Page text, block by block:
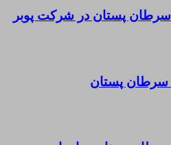
سرطان پستان در شرکت پوبر
سرطان پستان